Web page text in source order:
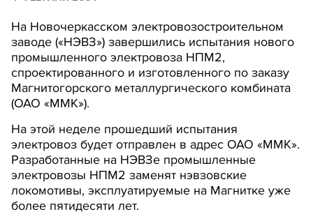
На Новочеркасском электровозостроительном
заводе («НЭВЗ») завершились испытания нового
промышленного электровоза НПМ2,
спроектированного и изготовленного по заказу
Магнитогорского металлургического комбината
(ОАО «ММК»).
На этой неделе прошедший испытания
электровоз будет отправлен в адрес ОАО «ММК».
Разработанные на НЭВЗе промышленные
электровозы НПМ2 заменят нэвзовские
локомотивы, эксплуатируемые на Магнитке уже
более пятидесяти лет.